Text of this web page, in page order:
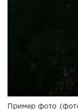
Пример фото